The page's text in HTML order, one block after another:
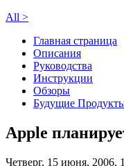
All >
Главная страница
Описания
Руководства
Инструкции
Обзоры
Будущие
Apple
Четверг, 15 июня, 2006,